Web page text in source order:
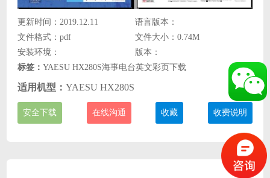
更新时间：2019.12.11
语言版本：
文件格式：pdf
文件大小：0.74M
安装环境：
版本：
标签：YAESU HX280S海事电台英文彩页下载
适用机型：YAESU HX280S
安全下载 在线沟通 收藏 收费说明